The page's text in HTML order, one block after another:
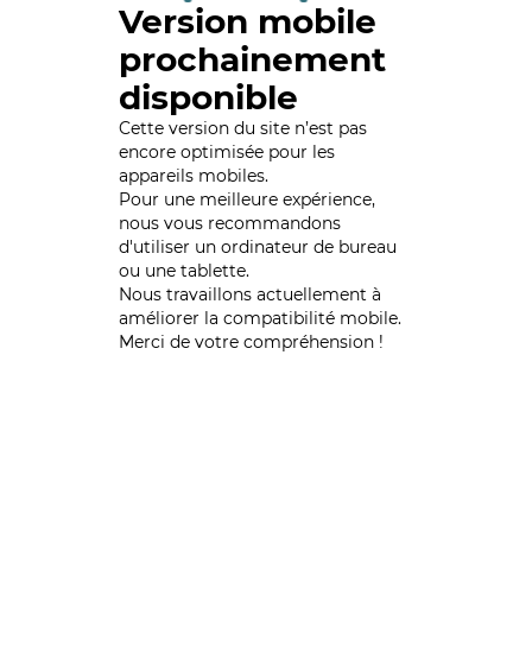
Version mobile
prochainement
disponible
Cette version du site n’est pas
encore optimisée pour les
appareils mobiles.
Pour une meilleure expérience,
nous vous recommandons
d'utiliser un ordinateur de bureau
ou une tablette.
Nous travaillons actuellement à
améliorer la compatibilité mobile.
Merci de votre compréhension !